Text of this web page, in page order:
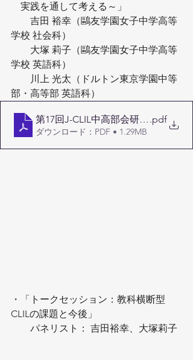
実践を通して考える～」
吉田 裕幸（鷗友学園女子中学高等
学校 社会科）
大塚 莉子（鷗友学園女子中学高等
学校 英語科）
川上 光太（ドルトン東京学園中等
部・高等部 英語科）
第17回J-CLIL中高部会研究会 (2025
.pdf
ダウンロード：PDF • 1.29MB
・「トークセッション：教科横断型
CLILの課題と今後」
パネリスト： 吉田裕幸、大塚莉子